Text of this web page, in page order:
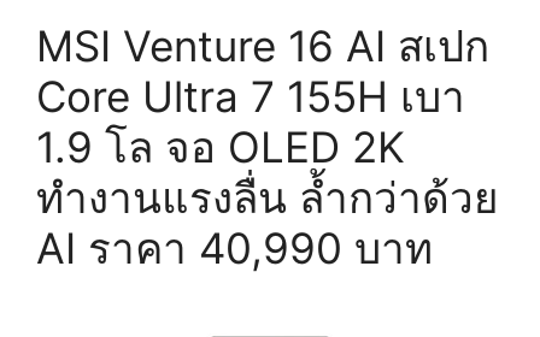
MSI Venture 16 AI สเปก
Core Ultra 7 155H เบา
1.9 โล จอ OLED 2K
ทำงานแรงลื่น ล้ำกว่าด้วย
AI ราคา 40,990 บาท